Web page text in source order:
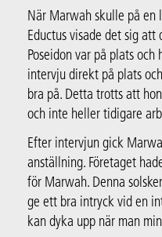
När Marwah skulle på en
Eductus visade det sig
Poseidon var på plats och
intervju direkt på plats
bra på. Detta trotts att
och inte heller tidigare
Efter intervjun gick
anställning. Företaget
för Marwah. Denna
ge ett bra intryck vid en
kan dyka upp när man